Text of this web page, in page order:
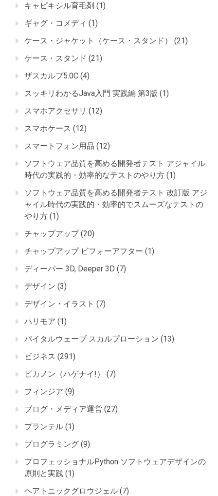
キャピキシル育毛剤 (1)
ギャグ・コメディ (1)
ケース・ジャケット（ケース・スタンド）
(21)
ケース・スタンド (21)
ザスカルプ5.0C (4)
スッキリわかるJava入門 実践編 第3版 (1)
スマホアクセサリ (12)
スマホケース (12)
スマートフォン用品 (12)
ソフトウェア品質を高める開発者テスト アジャイル
時代の実践的・効率的なテストのやり方 (1)
ソフトウェア品質を高める開発者テスト 改訂版 アジ
ャイル時代の実践的・効率的でスムーズなテストの
やり方 (1)
チャップアップ(20)
チャップアップ ビフォーアフター (1)
ディーパー 3D, Deeper 3D (7)
デザイン (3)
デザイン・イラスト (7)
ハリモア (1)
バイタルウェーブ スカルプローション (13)
ビジネス (291)
ピカノン（ハゲナイ!）
(7)
フィンジア (9)
ブログ・メディア運営 (27)
プランテル (1)
プログラミング (9)
プロフェッショナルPython ソフトウェアデザインの
原則と実践 (1)
ヘアトニックグロウジェル (7)